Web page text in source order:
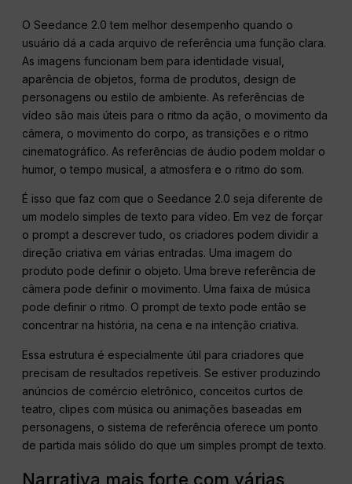
O Seedance 2.0 tem melhor desempenho quando o
usuário dá a cada arquivo de referência uma função clara.
As imagens funcionam bem para identidade visual,
aparência de objetos, forma de produtos, design de
personagens ou estilo de ambiente. As referências de
vídeo são mais úteis para o ritmo da ação, o movimento da
câmera, o movimento do corpo, as transições e o ritmo
cinematográfico. As referências de áudio podem moldar o
humor, o tempo musical, a atmosfera e o ritmo do som.
É isso que faz com que o Seedance 2.0 seja diferente de
um modelo simples de texto para vídeo. Em vez de forçar
o prompt a descrever tudo, os criadores podem dividir a
direção criativa em várias entradas. Uma imagem do
produto pode definir o objeto. Uma breve referência de
câmera pode definir o movimento. Uma faixa de música
pode definir o ritmo. O prompt de texto pode então se
concentrar na história, na cena e na intenção criativa.
Essa estrutura é especialmente útil para criadores que
precisam de resultados repetíveis. Se estiver produzindo
anúncios de comércio eletrônico, conceitos curtos de
teatro, clipes com música ou animações baseadas em
personagens, o sistema de referência oferece um ponto
de partida mais sólido do que um simples prompt de texto.
Narrativa mais forte com várias